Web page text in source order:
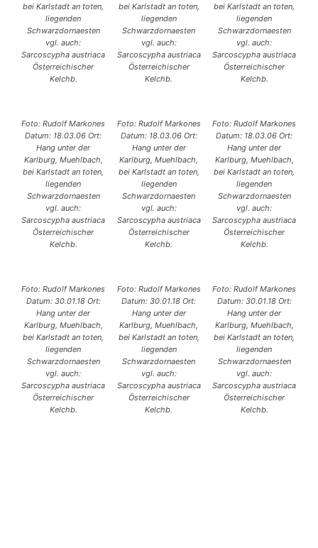
bei Karlstadt an toten,
liegenden
Schwarzdornaesten
vgl. auch:
Sarcoscypha austriaca
Österreichischer
Kelchb.
bei Karlstadt an toten,
liegenden
Schwarzdornaesten
vgl. auch:
Sarcoscypha austriaca
Österreichischer
Kelchb.
bei Karlstadt an toten,
liegenden
Schwarzdornaesten
vgl. auch:
Sarcoscypha austriaca
Österreichischer
Kelchb.
Foto: Rudolf Markones
Datum: 18.03.06 Ort:
Hang unter der
Karlburg, Muehlbach,
bei Karlstadt an toten,
liegenden
Schwarzdornaesten
vgl. auch:
Sarcoscypha austriaca
Österreichischer
Kelchb.
Foto: Rudolf Markones
Datum: 18.03.06 Ort:
Hang unter der
Karlburg, Muehlbach,
bei Karlstadt an toten,
liegenden
Schwarzdornaesten
vgl. auch:
Sarcoscypha austriaca
Österreichischer
Kelchb.
Foto: Rudolf Markones
Datum: 18.03.06 Ort:
Hang unter der
Karlburg, Muehlbach,
bei Karlstadt an toten,
liegenden
Schwarzdornaesten
vgl. auch:
Sarcoscypha austriaca
Österreichischer
Kelchb.
Foto: Rudolf Markones
Datum: 30.01.18 Ort:
Hang unter der
Karlburg, Muehlbach,
bei Karlstadt an toten,
liegenden
Schwarzdornaesten
vgl. auch:
Sarcoscypha austriaca
Österreichischer
Kelchb.
Foto: Rudolf Markones
Datum: 30.01.18 Ort:
Hang unter der
Karlburg, Muehlbach,
bei Karlstadt an toten,
liegenden
Schwarzdornaesten
vgl. auch:
Sarcoscypha austriaca
Österreichischer
Kelchb.
Foto: Rudolf Markones
Datum: 30.01.18 Ort:
Hang unter der
Karlburg, Muehlbach,
bei Karlstadt an toten,
liegenden
Schwarzdornaesten
vgl. auch:
Sarcoscypha austriaca
Österreichischer
Kelchb.